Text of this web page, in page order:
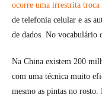
ocorre uma irrestrita troca
de telefonia celular e as
de dados. No vocabulário
Na China existem 200
com uma técnica muito
mesmo as pintas no rosto.